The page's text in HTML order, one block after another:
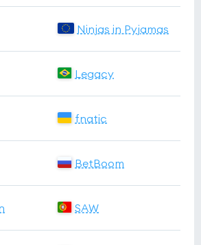
Ninjas in Pyjamas
Legacy
fnatic
BetBoom
SAW